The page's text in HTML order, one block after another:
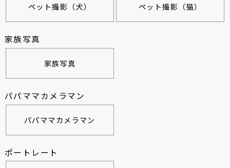
ペット撮影（犬） ペット撮影（猫）
家族写真
家族写真
パパママカメラマン
パパママカメラマン
ポートレート